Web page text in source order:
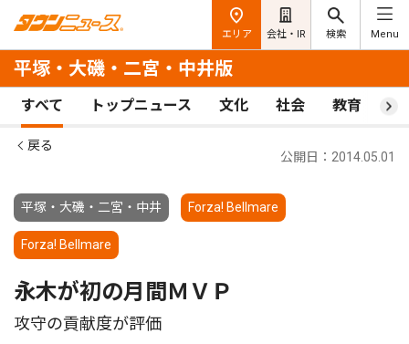
エリア 会社・IR 検索 Menu
平塚・大磯・二宮・中井版
すべて トップニュース 文化 社会 教育 ス
戻る
平塚・大磯・二宮・中井 Forza! Bellmare
Forza! Bellmare
公開日：2014.05.01
永木が初の月間ＭＶＰ
攻守の貢献度が評価